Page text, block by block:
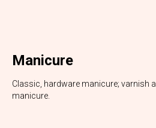
Manicure
Classic, hardware manicure; varnish
manicure.